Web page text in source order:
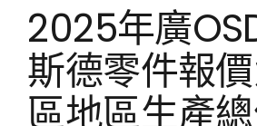
2025年廣
斯德零件報
區地區生產